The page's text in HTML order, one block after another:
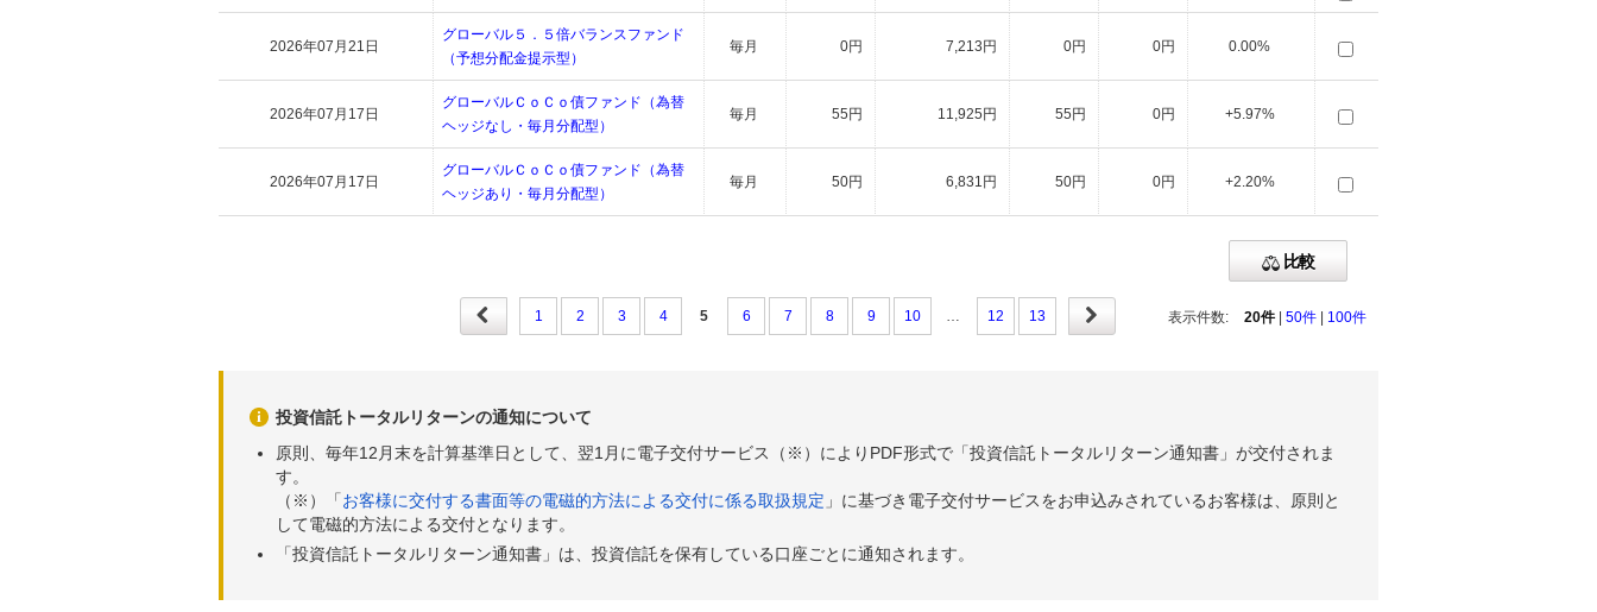
2026年07月21日
グローバル５．５倍バランスファンド
（予想分配金提示型）
毎月 0円 7,213円 0円 0円 0.00%
2026年07月17日
グローバルＣｏＣｏ債ファンド（為替
ヘッジなし・毎月分配型）
毎月 55円 11,925円 55円 0円 +5.97%
2026年07月17日
グローバルＣｏＣｏ債ファンド（為替
ヘッジあり・毎月分配型）
毎月 50円 6,831円 50円 0円 +2.20%
比較
1 2 3 4 5 6 7 8 9 10 … 12 13 表示件数: 20件 50件 100件
投資信託トータルリターンの通知について
原則、毎年12月末を計算基準日として、翌1月に電子交付サービス（※）によりPDF形式で「投資信託トータルリターン通知書」が交付されま
す。
（※）「お客様に交付する書面等の電磁的方法による交付に係る取扱規定 」に基づき電子交付サービスをお申込みされているお客様は、原則と
して電磁的方法による交付となります。
「投資信託トータルリターン通知書」は、投資信託を保有している口座ごとに通知されます。